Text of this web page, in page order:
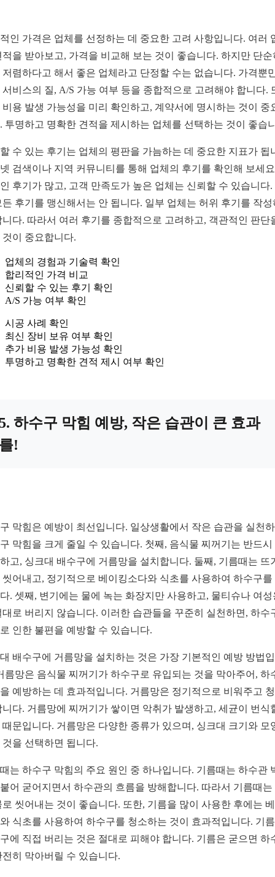
인 가격은 업체를 선정하는 데 중요한 고려 사항입니다. 여러
적을 받아보고, 가격을 비교해 보는 것이 좋습니다. 하지만 단순
저렴하다고 해서 좋은 업체라고 단정할 수는 없습니다. 가격뿐
서비스의 질, A/S 가능 여부 등을 종합적으로 고려해야 합니다.
비용 발생 가능성을 미리 확인하고, 계약서에 명시하는 것이 중
투명하고 명확한 견적을 제시하는 업체를 선택하는 것이 좋습
수 있는 후기는 업체의 평판을 가늠하는 데 중요한 지표가 됩
검색이나 지역 커뮤니티를 통해 업체의 후기를 확인해 보세
후기가 많고, 고객 만족도가 높은 업체는 신뢰할 수 있습니다.
든 후기를 맹신해서는 안 됩니다. 일부 업체는 허위 후기를 작성
니다. 따라서 여러 후기를 종합적으로 고려하고, 객관적인 판단
것이 중요합니다.
업체의 경험과 기술력 확인
합리적인 가격 비교
신뢰할 수 있는 후기 확인
A/S 가능 여부 확인
시공 사례 확인
최신 장비 보유 여부 확인
추가 비용 발생 가능성 확인
투명하고 명확한 견적 제시 여부 확인
하수구 막힘 예방, 작은 습관이 큰 효과
!
막힘은 예방이 최선입니다. 일상생활에서 작은 습관을 실천
막힘을 크게 줄일 수 있습니다. 첫째, 음식물 찌꺼기는 반드시
고, 싱크대 배수구에 거름망을 설치합니다. 둘째, 기름때는 뜨
씻어내고, 정기적으로 베이킹소다와 식초를 사용하여 하수구를
. 셋째, 변기에는 물에 녹는 화장지만 사용하고, 물티슈나 여성
대로 버리지 않습니다. 이러한 습관들을 꾸준히 실천하면, 하수
인한 불편을 예방할 수 있습니다.
배수구에 거름망을 설치하는 것은 가장 기본적인 예방 방법
름망은 음식물 찌꺼기가 하수구로 유입되는 것을 막아주어, 하
예방하는 데 효과적입니다. 거름망은 정기적으로 비워주고
니다. 거름망에 찌꺼기가 쌓이면 악취가 발생하고, 세균이 번식
때문입니다. 거름망은 다양한 종류가 있으며, 싱크대 크기와 모
것을 선택하면 됩니다.
는 하수구 막힘의 주요 원인 중 하나입니다. 기름때는 하수관
어 굳어지면서 하수관의 흐름을 방해합니다. 따라서 기름때는
로 씻어내는 것이 좋습니다. 또한, 기름을 많이 사용한 후에는
식초를 사용하여 하수구를 청소하는 것이 효과적입니다. 기
에 직접 버리는 것은 절대로 피해야 합니다. 기름은 굳으면 하
전히 막아버릴 수 있습니다.